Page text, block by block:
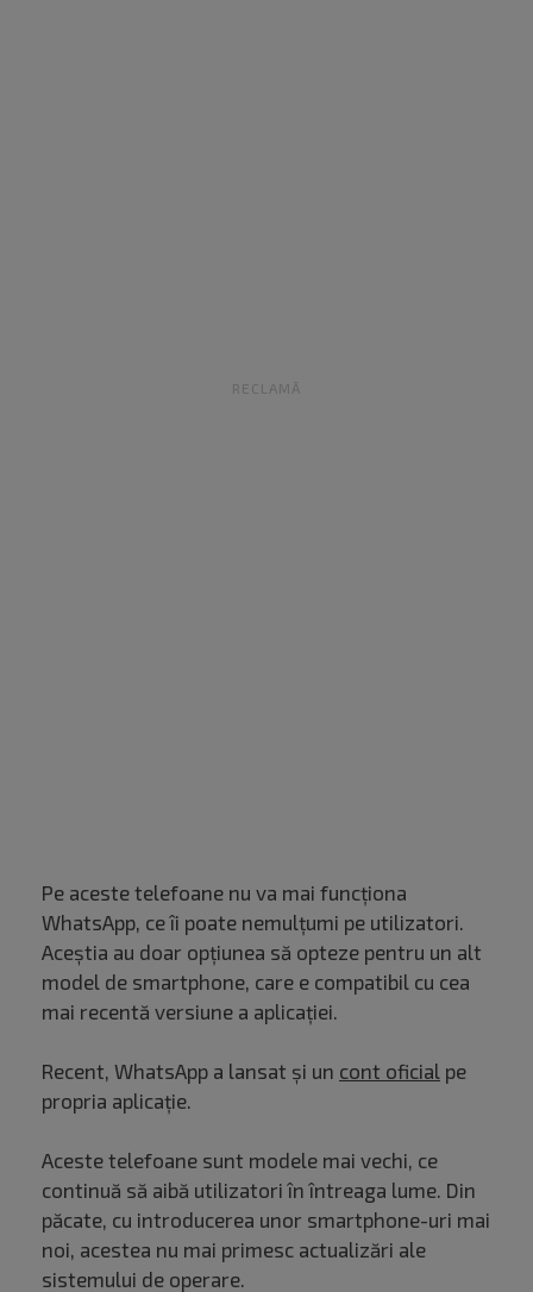
RECLAMĂ
Pe aceste telefoane nu va mai funcționa
WhatsApp, ce îi poate nemulțumi pe utilizatori.
Aceștia au doar opțiunea să opteze pentru un alt
model de smartphone, care e compatibil cu cea
mai recentă versiune a aplicației.
Recent, WhatsApp a lansat și un cont oficial pe
propria aplicație.
Aceste telefoane sunt modele mai vechi, ce
continuă să aibă utilizatori în întreaga lume. Din
păcate, cu introducerea unor smartphone-uri mai
noi, acestea nu mai primesc actualizări ale
sistemului de operare.